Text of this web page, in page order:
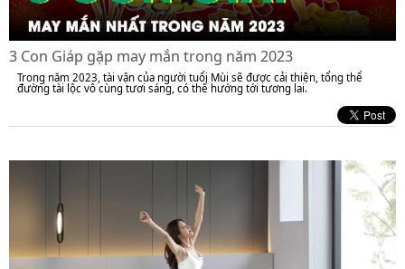
3 Con Giáp gặp may mắn trong năm 2023
Trong năm 2023, tài vận của người tuổi Mùi sẽ được cải thiện, tổng thể
đường tài lộc vô cùng tươi sáng, có thể hướng tới tương lai.